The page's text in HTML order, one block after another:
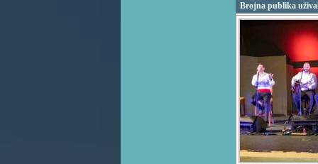
Brojna publika